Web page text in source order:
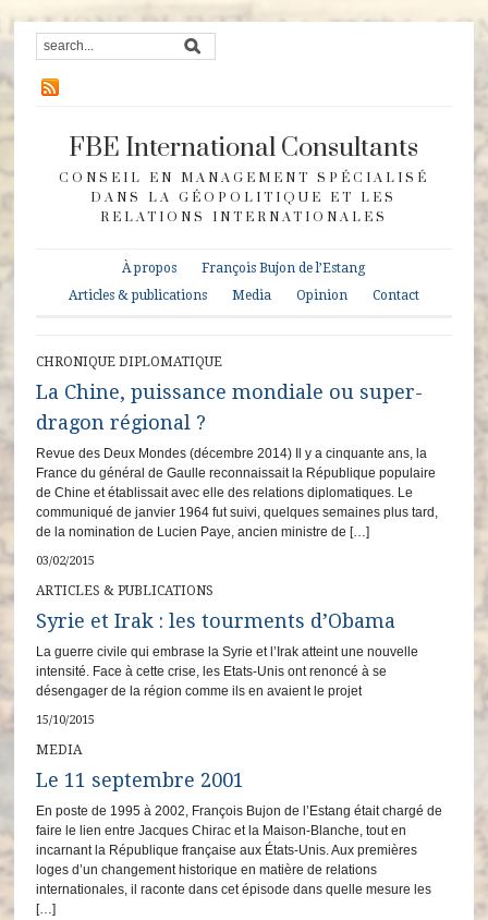
FBE International Consultants
CONSEIL EN MANAGEMENT SPÉCIALISÉ
DANS LA GÉOPOLITIQUE ET LES
RELATIONS INTERNATIONALES
À propos
François Bujon de l’Estang
Articles & publications
Media Opinion Contact
CHRONIQUE DIPLOMATIQUE
La Chine, puissance mondiale ou super-
dragon régional ?
Revue des Deux Mondes (décembre 2014) Il y a cinquante ans, la
France du général de Gaulle reconnaissait la République populaire
de Chine et établissait avec elle des relations diplomatiques. Le
communiqué de janvier 1964 fut suivi, quelques semaines plus tard,
de la nomination de Lucien Paye, ancien ministre de […]
03/02/2015
ARTICLES & PUBLICATIONS
Syrie et Irak : les tourments d’Obama
La guerre civile qui embrase la Syrie et l’Irak atteint une nouvelle
intensité. Face à cette crise, les Etats-Unis ont renoncé à se
désengager de la région comme ils en avaient le projet
15/10/2015
MEDIA
Le 11 septembre 2001
En poste de 1995 à 2002, François Bujon de l’Estang était chargé de
faire le lien entre Jacques Chirac et la Maison-Blanche, tout en
incarnant la République française aux États-Unis. Aux premières
loges d’un changement historique en matière de relations
internationales, il raconte dans cet épisode dans quelle mesure les
[…]